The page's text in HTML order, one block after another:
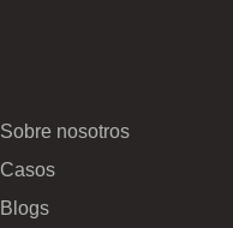
Sobre nosotros
Casos
Blogs